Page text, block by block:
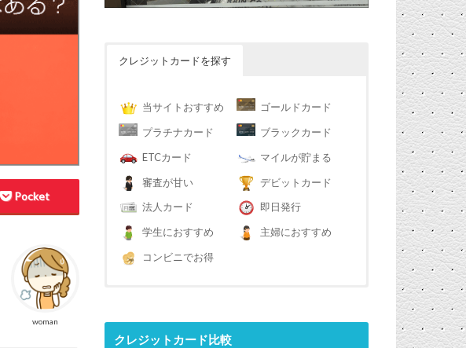
Pocket
woman
クレジットカードを探す
当サイトおすすめ
ゴールドカード
プラチナカード
ブラックカード
ETCカード
マイルが貯まる
審査が甘い
デビットカード
法人カード
即日発行
学生におすすめ
主婦におすすめ
コンビニでお得
クレジットカード比較